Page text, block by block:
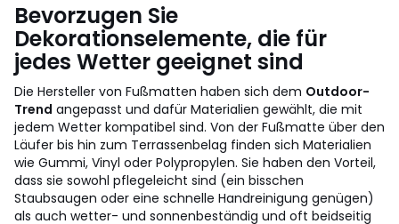
Bevorzugen Sie
Dekorationselemente, die für
jedes Wetter geeignet sind
Die Hersteller von Fußmatten haben sich dem Outdoor-
Trend angepasst und dafür Materialien gewählt, die mit
jedem Wetter kompatibel sind. Von der Fußmatte über den
Läufer bis hin zum Terrassenbelag finden sich Materialien
wie Gummi, Vinyl oder Polypropylen. Sie haben den Vorteil,
dass sie sowohl pflegeleicht sind (ein bisschen
Staubsaugen oder eine schnelle Handreinigung genügen)
als auch wetter- und sonnenbeständig und oft beidseitig